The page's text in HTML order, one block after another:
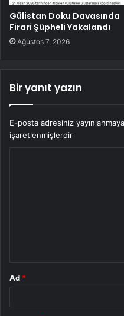
Gülistan Doku Davasında
Firari Şüpheli Yakalandı
Ağustos 7, 2026
Bir yanıt yazın
E-posta adresiniz
işaretlenmişlerdir
Ad *